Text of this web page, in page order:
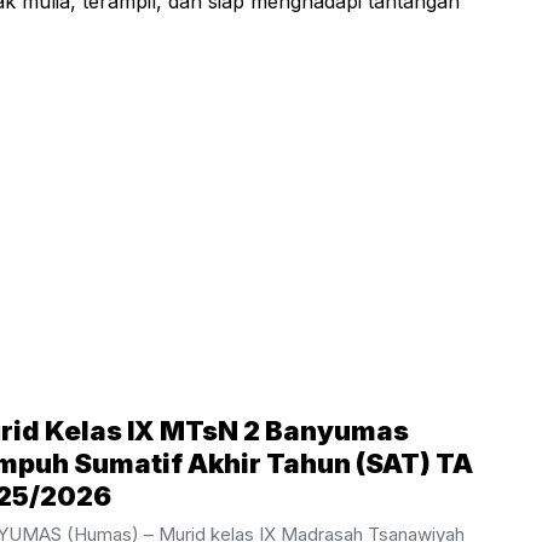
Kelas IX MTsN 2 Banyumas
Sumatif Akhir Tahun (SAT) TA
2026
(Humas) – Murid kelas IX Madrasah Tsanawiyah